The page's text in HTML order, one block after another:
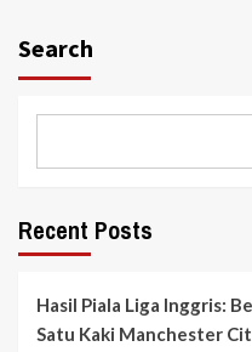
Search
Recent Posts
Hasil Piala Liga Inggris:
Satu Kaki Manchester